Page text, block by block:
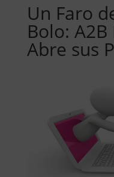
Un Faro
Bolo: A2B
Abre sus